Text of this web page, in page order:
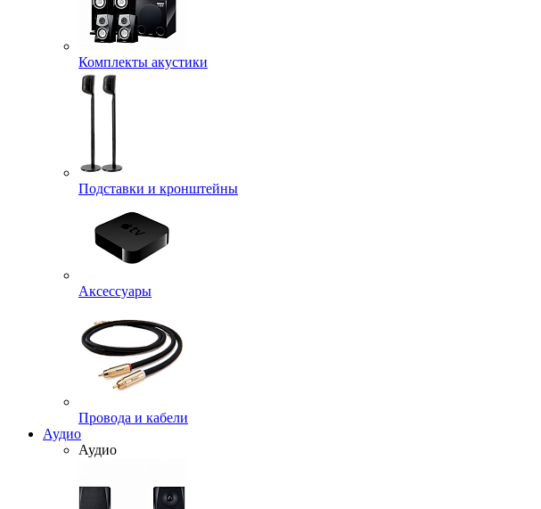
Комплекты акустики
Подставки и кронштейны
Аксессуары
Провода и кабели
Аудио
Аудио